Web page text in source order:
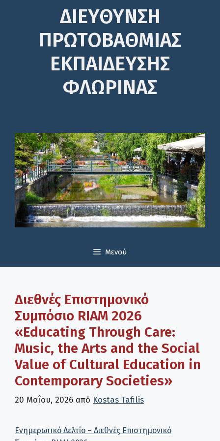
ΔΙΕΎΘΥΝΣΗ
ΠΡΩΤΟΒΆΘΜΙΑΣ
ΕΚΠΑΊΔΕΥΣΗΣ
ΦΛΩΡΙΝΑΣ
Μενού
Διεθνές Επιστημονικό
Συμπόσιο RIAM 2026
«Educating Through Care:
Music, the Arts and the Social
Value of Cultural Education in
Contemporary Societies»
20 Μαΐου, 2026 από Kostas Tafilis
Ενημερωτικό Δελτίο – Διεθνές Επιστημονικό